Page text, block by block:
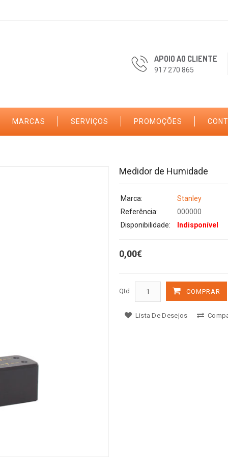
APOIO AO CLIENTE
917 270 865
MARCAS SERVIÇOS PROMOÇÕES
Medidor de Humidade
Marca:
Stanley
Referência:
000000
Disponibilidade:
Indisponível
0,00€
Qtd COMPRAR
Lista De Desejos